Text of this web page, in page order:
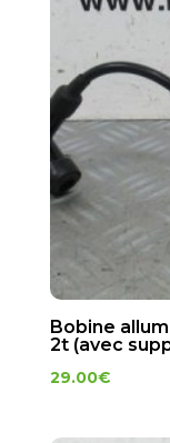
Bobine
2t (avec
29.00€